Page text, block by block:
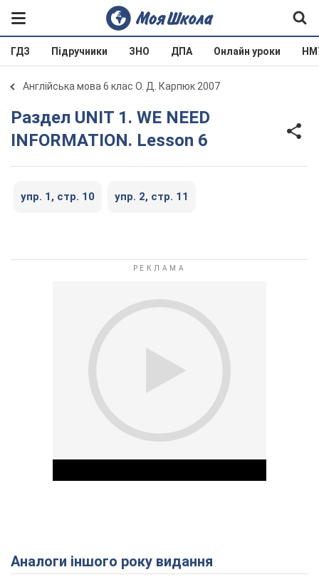
ГДЗ Підручники ЗНО ДПА Онлайн уроки
Англійська мова 6 клас О. Д. Карпюк 2007
Раздел UNIT 1. WE NEED
INFORMATION. Lesson 6
упр. 1, стр. 10 упр. 2, стр. 11
Play Video
Аналоги іншого року видання